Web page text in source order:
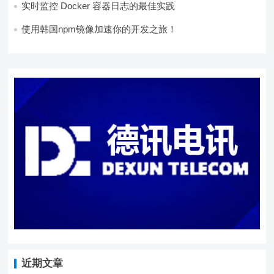
实时监控 Docker 容器日志的最佳实践
使用韩国npm镜像加速你的开发之旅！
近期文章